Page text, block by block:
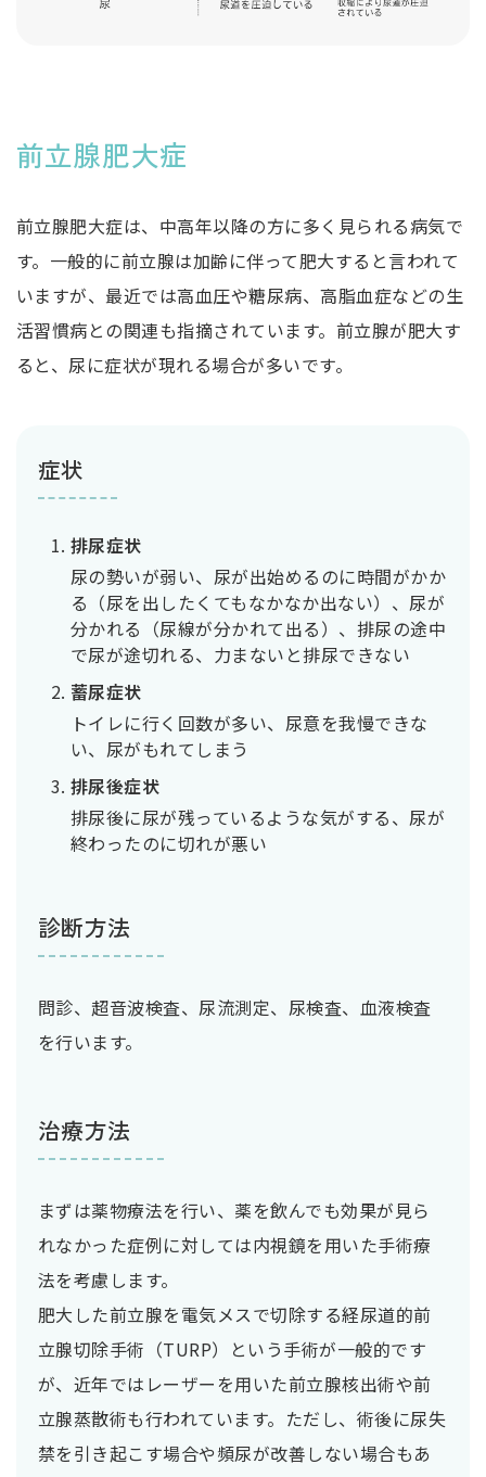
前立腺肥大症
前立腺肥大症は、中高年以降の方に多く見られる病気で
す。一般的に前立腺は加齢に伴って肥大すると言われて
いますが、最近では高血圧や糖尿病、高脂血症などの生
活習慣病との関連も指摘されています。前立腺が肥大す
ると、尿に症状が現れる場合が多いです。
症状
排尿症状
尿の勢いが弱い、尿が出始めるのに時間がかか
る（尿を出したくてもなかなか出ない）、尿が
分かれる（尿線が分かれて出る）、排尿の途中
で尿が途切れる、力まないと排尿できない
蓄尿症状
トイレに行く回数が多い、尿意を我慢できな
い、尿がもれてしまう
排尿後症状
排尿後に尿が残っているような気がする、尿が
終わったのに切れが悪い
診断方法
問診、超音波検査、尿流測定、尿検査、血液検査
を行います。
治療方法
まずは薬物療法を行い、薬を飲んでも効果が見ら
れなかった症例に対しては内視鏡を用いた手術療
法を考慮します。
肥大した前立腺を電気メスで切除する経尿道的前
立腺切除手術（TURP）という手術が一般的です
が、近年ではレーザーを用いた前立腺核出術や前
立腺蒸散術も行われています。ただし、術後に尿失
禁を引き起こす場合や頻尿が改善しない場合もあ